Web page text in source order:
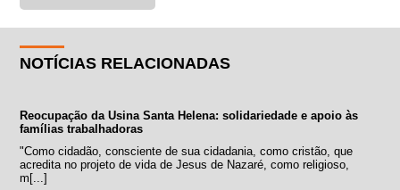
NOTÍCIAS RELACIONADAS
Reocupação da Usina Santa Helena: solidariedade e apoio às
famílias trabalhadoras
"Como cidadão, consciente de sua cidadania, como cristão, que
acredita no projeto de vida de Jesus de Nazaré, como religioso,
m[...]